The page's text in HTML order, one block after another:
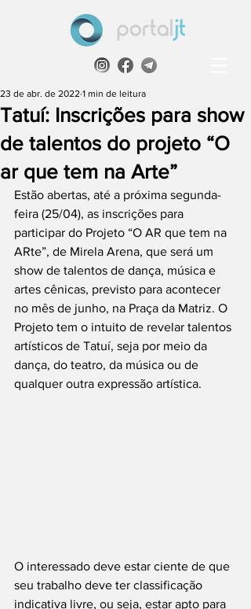
Tatuí: Inscrições para show
de talentos do projeto “O
ar que tem na Arte”
23 de abr. de 2022 1 min de leitura
Estão abertas, até a próxima segunda-
feira (25/04), as inscrições para
participar do Projeto “O AR que tem na
ARte”, de Mirela Arena, que será um
show de talentos de dança, música e
artes cênicas, previsto para acontecer
no mês de junho, na Praça da Matriz. O
Projeto tem o intuito de revelar talentos
artísticos de Tatuí, seja por meio da
dança, do teatro, da música ou de
qualquer outra expressão artística.
O interessado deve estar ciente de que
seu trabalho deve ter classificação
indicativa livre, ou seja, estar apto para